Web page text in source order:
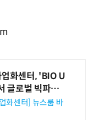
화센터, 'BIO U
글로벌 빅파마
스 미팅 지원…K
진출 교두보 확
화센터] 뉴스룸 바